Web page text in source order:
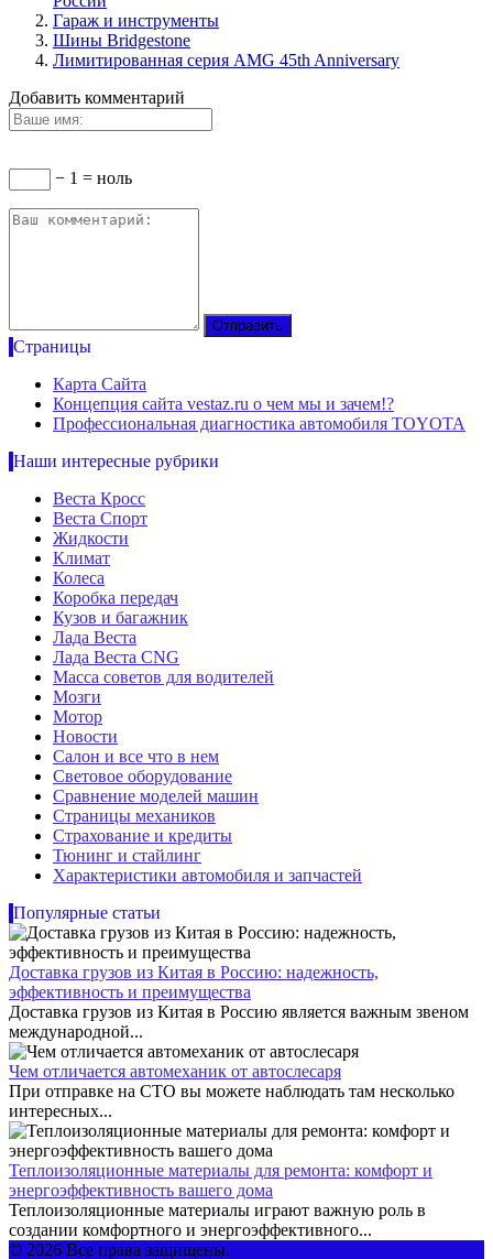
Гараж и инструменты
Шины Bridgestone
Лимитированная серия AMG 45th Anniversary
Добавить комментарий
− 1 = ноль
Страницы
Карта Сайта
Концепция сайта vestaz.ru о чем мы и зачем!?
Профессиональная диагностика автомобиля TOYOTA
Наши интересные рубрики
Веста Кросс
Веста Спорт
Жидкости
Климат
Колеса
Коробка передач
Кузов и багажник
Лада Веста
Лада Веста CNG
Масса советов для водителей
Мозги
Мотор
Новости
Салон и все что в нем
Световое оборудование
Сравнение моделей машин
Страницы механиков
Страхование и кредиты
Тюнинг и стайлинг
Характеристики автомобиля и запчастей
Популярные статьи
Доставка грузов из Китая в Россию: надежность,
эффективность и преимущества
Доставка грузов из Китая в Россию является важным звеном
международной...
Чем отличается автомеханик от автослесаря
При отправке на СТО вы можете наблюдать там несколько
интересных...
Теплоизоляционные материалы для ремонта: комфорт и
энергоэффективность вашего дома
Теплоизоляционные материалы играют важную роль в
создании комфортного и энергоэффективного...
© 2026 Все права защищены.